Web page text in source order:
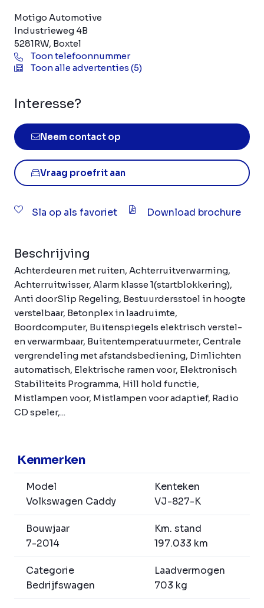
Motigo Automotive
Industrieweg 4B
5281RW, Boxtel
Toon telefoonnummer
Toon alle advertenties (5)
Interesse?
Neem contact op
Vraag proefrit aan
Sla op als favoriet Download brochure
Beschrijving
Achterdeuren met ruiten, Achterruitverwarming,
Achterruitwisser, Alarm klasse 1(startblokkering),
Anti doorSlip Regeling, Bestuurdersstoel in hoogte
verstelbaar, Betonplex in laadruimte,
Boordcomputer, Buitenspiegels elektrisch verstel-
en verwarmbaar, Buitentemperatuurmeter, Centrale
vergrendeling met afstandsbediening, Dimlichten
automatisch, Elektrische ramen voor, Elektronisch
Stabiliteits Programma, Hill hold functie,
Mistlampen voor, Mistlampen voor adaptief, Radio
CD speler,...
Kenmerken
Model
Volkswagen Caddy
Kenteken
VJ-827-K
Bouwjaar
7-2014
Km. stand
197.033 km
Categorie
Bedrijfswagen
Laadvermogen
703 kg